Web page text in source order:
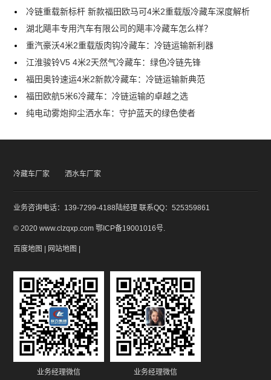
冷链重载新标杆 新款福田欧马可4米2重载版冷藏车深度解析
湖北飓丰专用汽车有限公司的飓丰冷藏车怎么样？
重汽豪沃4米2重载版肉钩冷藏车：冷链运输新利器
江淮骏铃V5 4米2天然气冷藏车：绿色冷链先锋
福田奥铃速运4米2新款冷藏车：冷链运输新典范
福田欧航5米6冷藏车：冷链运输的卓越之选
纯电动雾炮抑尘洒水车：守护蓝天的绿色使者
冷藏车厂家 洒水车厂家
业务咨询电话：139-7299-4188陆经理 联系QQ：525359861
© 2020 www.clzqxp.com鄂ICP备19001016号
百度地图 | 网站地图 |
业务经理微信 业务经理微信